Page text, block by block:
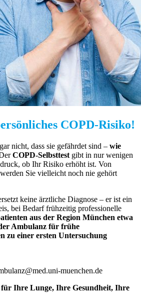
COPD-Risiko!
nicht, dass sie gefährdet sind – wie
COPD-Selbsttest gibt in nur wenigen
ob Ihr Risiko erhöht ist. Von
Sie vielleicht noch nie gehört
keine ärztliche Diagnose – er ist ein
bei Bedarf frühzeitig professionelle
aus der Region München etwa
Ambulanz für frühe
zu einer ersten Untersuchung
muenchen.de
für Ihre Lunge, Ihre Gesundheit, Ihre